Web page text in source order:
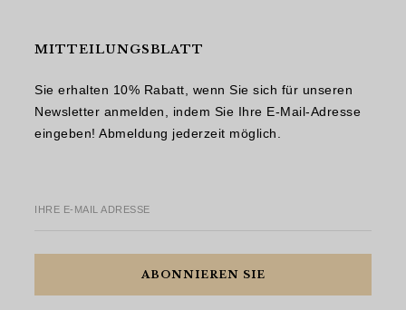
MITTEILUNGSBLATT
Sie erhalten 10% Rabatt, wenn Sie sich für unseren
Newsletter anmelden, indem Sie Ihre E-Mail-Adresse
eingeben! Abmeldung jederzeit möglich.
IHRE E-MAIL ADRESSE